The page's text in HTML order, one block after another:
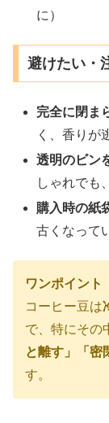
に）
避けたい・
完全に閉ま
く、香りが
透明のビン
しゃれでも
購入時の紙
古くなって
ワンポイント
コーヒー豆は
で、特にその
と離す」「密
す。